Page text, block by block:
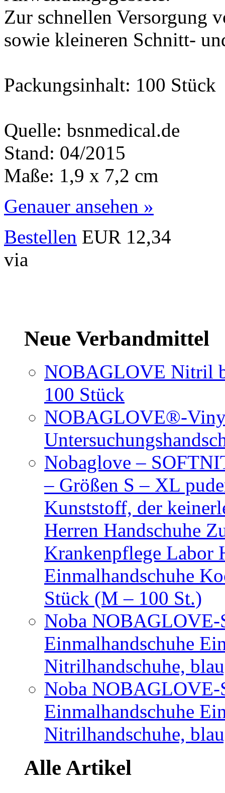
Zur schnellen Versorgung
sowie kleineren Schnitt-
Packungsinhalt: 100 Stück
Quelle: bsnmedical.de
Stand: 04/2015
Maße: 1,9 x 7,2 cm
Genauer ansehen »
Bestellen EUR 12,34
via
Neue Verbandmittel
NOBAGLOVE Nitril
100 Stück
NOBAGLOVE®-
Nobaglove –
– Größen S – XL
Kunststoff, der
Herren Handschuhe
Krankenpflege Labor
Einmalhandschuhe
Stück (M – 100 St.)
Noba
Einmalhandschuhe
Nitrilhandschuhe,
Noba
Einmalhandschuhe
Nitrilhandschuhe,
Alle Artikel